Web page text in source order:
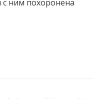
с ним похоронена